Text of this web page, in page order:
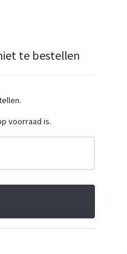
te bestellen
voorraad is.